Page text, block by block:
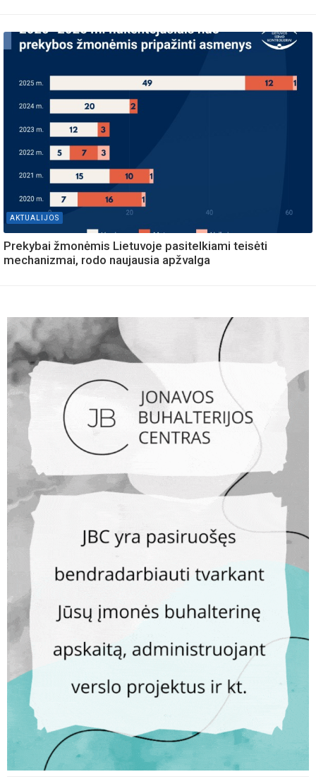
AKTUALIJOS
Prekybai žmonėmis Lietuvoje pasitelkiami teisėti
mechanizmai, rodo naujausia apžvalga